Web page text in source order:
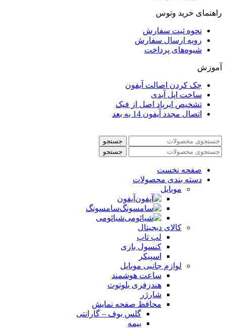
راهنمای خرید وتوس
نحوه ثبت سفارش
رویه ارسال سفارش
شیوه‌های پرداخت
آموزش
چک کردن اصالت آیفون
ساخت اپل آیدی
تشخیص ایرپاد اصل از فیک
اتصال مجدد آیفون 14 به بعد
جستجو
جستجو
صفحه نخست
دسته بندی محصولات
موبایل
آیفون
سامسونگ
شیائومی
کالای دیجیتال
لپ تاپ
کنسول بازی
اسپیکر
لوازم جانبی موبایل
ساعت هوشمند
هندزفری بلوتوث
شارژر
محافظ صفحه نمایش
گلس بوف – گارانتی
بیمه